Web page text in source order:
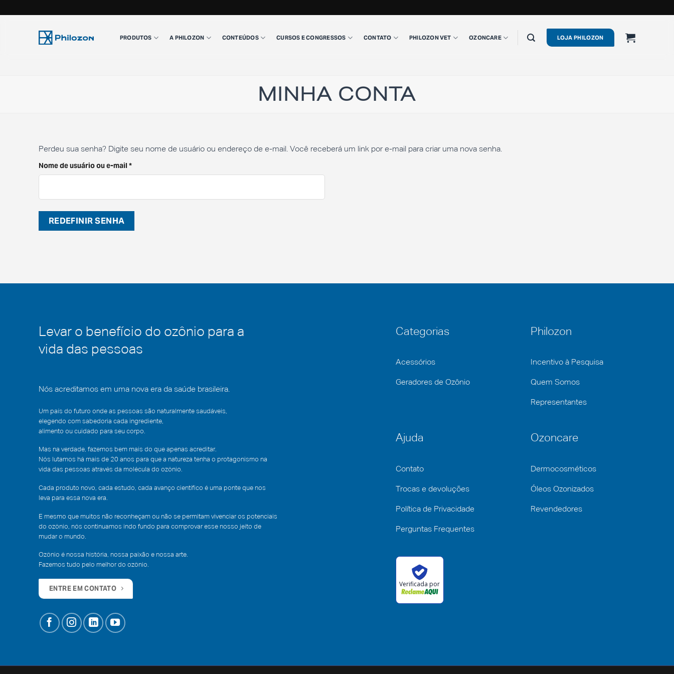
PRODUTOS A PHILOZON CONTEÚDOS CURSOS E CONGRESSOS CONTATO PHILOZON VET OZONCARE LOJA PHILOZON
MINHA CONTA
Perdeu sua senha? Digite seu nome de usuário ou endereço de e-mail. Você receberá um link por e-mail para criar uma nova senha.
Nome de usuário ou e-mail*Obrigatório
REDEFINIR SENHA
Levar o benefício do ozônio para a
vida das pessoas
Nós acreditamos em uma nova era da saúde brasileira.
Um país do futuro onde as pessoas são naturalmente saudáveis,
elegendo com sabedoria cada ingrediente,
alimento ou cuidado para seu corpo.
Mas na verdade, fazemos bem mais do que apenas acreditar.
Nós lutamos há mais de 20 anos para que a natureza tenha o protagonismo na
vida das pessoas através da molécula do ozônio.
Cada produto novo, cada estudo, cada avanço científico é uma ponte que nos
leva para essa nova era.
E mesmo que muitos não reconheçam ou não se permitam vivenciar os potenciais
do ozônio, nós continuamos indo fundo para comprovar esse nosso jeito de
mudar o mundo.
Ozônio é nossa história, nossa paixão e nossa arte.
Fazemos tudo pelo melhor do ozônio.
ENTRE EM CONTATO
Categorias
Acessórios
Geradores de Ozônio
Ajuda
Contato
Trocas e devoluções
Política de Privacidade
Perguntas Frequentes
Philozon
Incentivo à Pesquisa
Quem Somos
Representantes
Ozoncare
Dermocosméticos
Óleos Ozonizados
Revendedores
Verificada por